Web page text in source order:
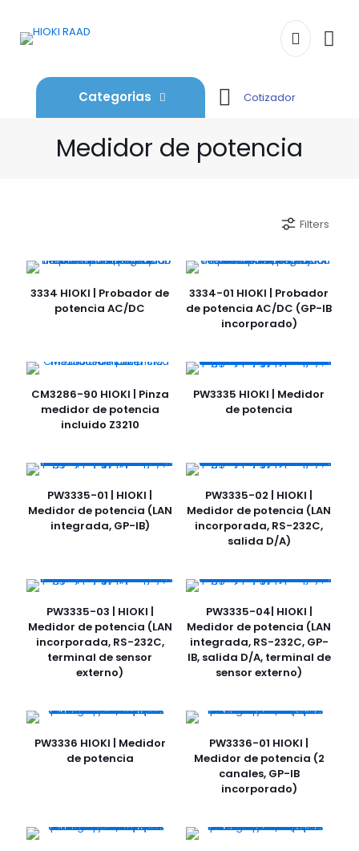
Categorias Cotizador
Medidor de potencia
Filters
3334 HIOKI | Probador de
potencia AC/DC
3334-01 HIOKI | Probador
de potencia AC/DC (GP-IB
incorporado)
CM3286-90 HIOKI | Pinza
medidor de potencia
incluido Z3210
PW3335 HIOKI | Medidor
de potencia
PW3335-01 | HIOKI |
Medidor de potencia (LAN
integrada, GP-IB)
PW3335-02 | HIOKI |
Medidor de potencia (LAN
incorporada, RS-232C,
salida D/A)
PW3335-03 | HIOKI |
Medidor de potencia (LAN
incorporada, RS-232C,
terminal de sensor
externo)
PW3335-04| HIOKI |
Medidor de potencia (LAN
integrada, RS-232C, GP-
IB, salida D/A, terminal de
sensor externo)
PW3336 HIOKI | Medidor
de potencia
PW3336-01 HIOKI |
Medidor de potencia (2
canales, GP-IB
incorporado)